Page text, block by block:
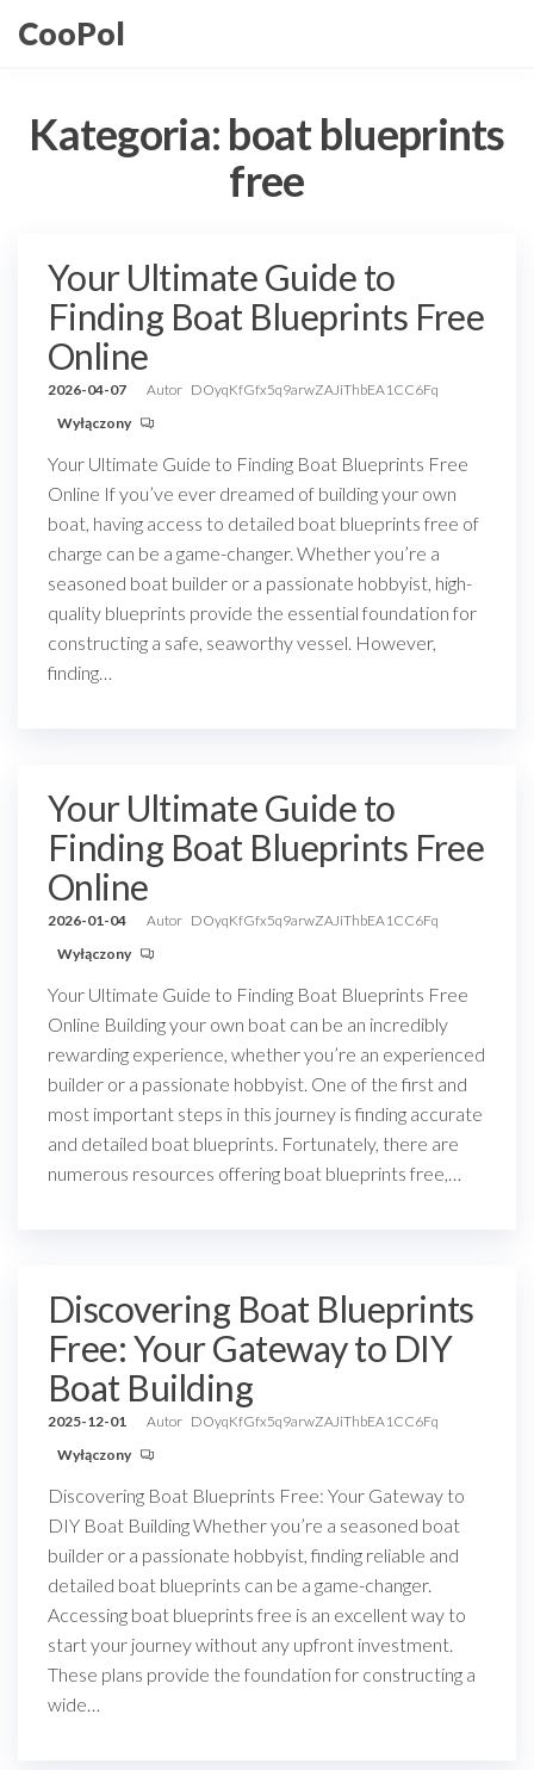
doCooPol
Kategoria: boat blueprints
free
Your Ultimate Guide to
Finding Boat Blueprints Free
Online
2026-04-07 Autor DOyqKfGfx5q9arwZAJiThbEA1CC6Fq
Wyłączony
Your Ultimate Guide to Finding Boat Blueprints Free
Online If you’ve ever dreamed of building your own
boat, having access to detailed boat blueprints free of
charge can be a game-changer. Whether you’re a
seasoned boat builder or a passionate hobbyist, high-
quality blueprints provide the essential foundation for
constructing a safe, seaworthy vessel. However,
finding…
Your Ultimate Guide to
Finding Boat Blueprints Free
Online
2026-01-04 Autor DOyqKfGfx5q9arwZAJiThbEA1CC6Fq
Wyłączony
Your Ultimate Guide to Finding Boat Blueprints Free
Online Building your own boat can be an incredibly
rewarding experience, whether you’re an experienced
builder or a passionate hobbyist. One of the first and
most important steps in this journey is finding accurate
and detailed boat blueprints. Fortunately, there are
numerous resources offering boat blueprints free,…
Discovering Boat Blueprints
Free: Your Gateway to DIY
Boat Building
2025-12-01 Autor DOyqKfGfx5q9arwZAJiThbEA1CC6Fq
Wyłączony
Discovering Boat Blueprints Free: Your Gateway to
DIY Boat Building Whether you’re a seasoned boat
builder or a passionate hobbyist, finding reliable and
detailed boat blueprints can be a game-changer.
Accessing boat blueprints free is an excellent way to
start your journey without any upfront investment.
These plans provide the foundation for constructing a
wide…